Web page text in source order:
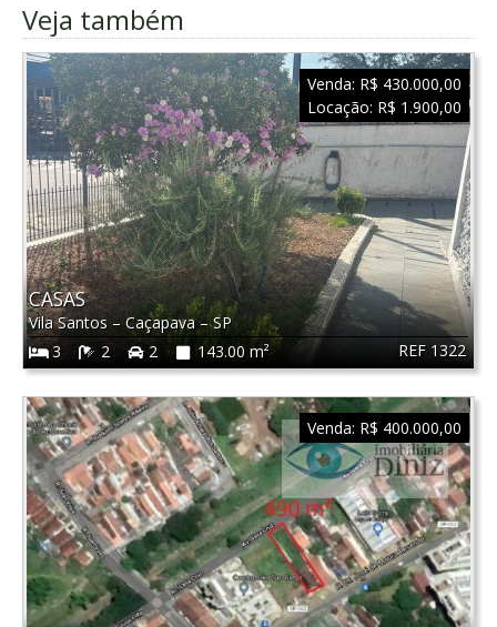
Veja também
REF 1322
CASAS
Vila Santos – Caçapava–SP
3
2 2 143.00 m²
Venda: R$ 430.000,00
Locação: R$ 1.900,00
Venda: R$ 400.000,00